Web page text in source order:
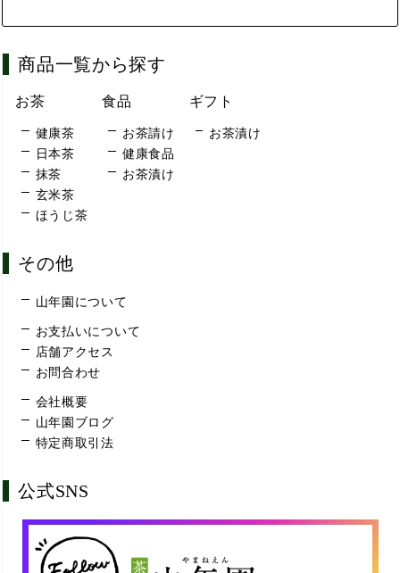
商品一覧から探す
お茶
健康茶
日本茶
抹茶
玄米茶
ほうじ茶
食品
お茶請け
健康食品
お茶漬け
ギフト
お茶漬け
その他
山年園について
お支払いについて
店舗アクセス
お問合わせ
会社概要
山年園ブログ
特定商取引法
公式SNS